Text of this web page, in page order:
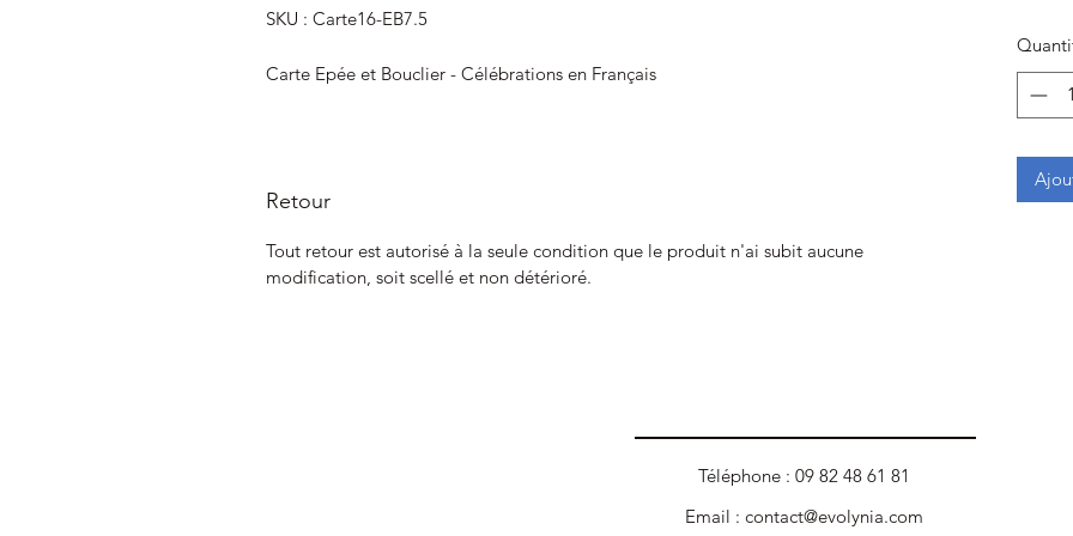
SKU : Carte16-EB7.5
Carte Epée et Bouclier - Célébrations en Français
Retour
Tout retour est autorisé à la seule condition que le produit n'ai subit aucune
modification, soit scellé et non détérioré.
Téléphone : 09 82 48 61 81
Email : contact@evolynia.com